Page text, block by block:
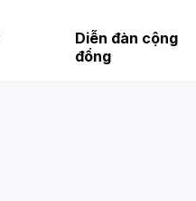
Diễn đàn cộng
đồng